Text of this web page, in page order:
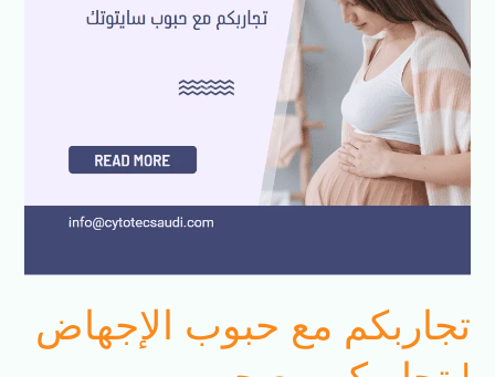
تجاربكم مع حبوب الإجهاض
حبوب
سايتوتك
للاجهاض